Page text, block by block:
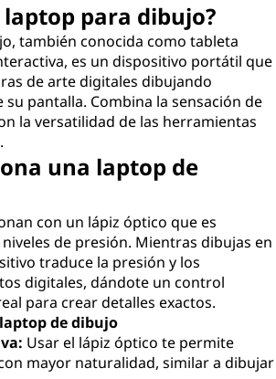
laptop para dibujo?
también conocida como tableta
es un dispositivo portátil que
de arte digitales dibujando
pantalla. Combina la sensación de
la versatilidad de las herramientas
una laptop de
con un lápiz óptico que es
de presión. Mientras dibujas en
traduce la presión y los
digitales, dándote un control
para crear detalles exactos.
de dibujo
Usar el lápiz óptico te permite
mayor naturalidad, similar a dibujar